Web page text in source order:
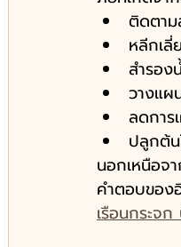
ติดตาม
หลีกเลี่
สำรอง
วางแผ
ลดการ
ปลูกต้น
นอกเหนือจ
คำตอบของ
เรือนกระจ